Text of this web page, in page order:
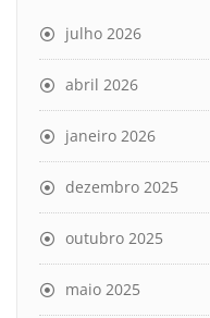
julho 2026
abril 2026
janeiro 2026
dezembro 2025
outubro 2025
maio 2025